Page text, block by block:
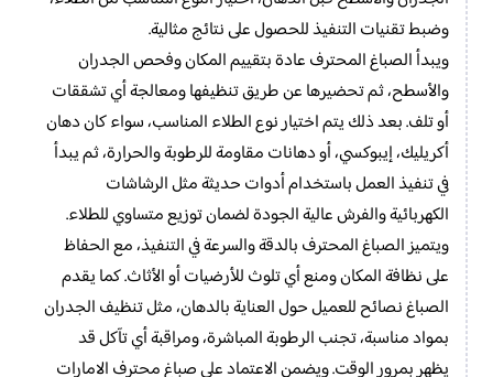
وضبط تقنيات التنفيذ للحصول على نتائج مثالية.
ويبدأ الصباغ المحترف عادة بتقييم المكان وفحص الجدران
والأسطح، ثم تحضيرها عن طريق تنظيفها ومعالجة أي تشققات
أو تلف. بعد ذلك يتم اختيار نوع الطلاء المناسب، سواء كان دهان
أكريليك، إيبوكسي، أو دهانات مقاومة للرطوبة والحرارة، ثم يبدأ
في تنفيذ العمل باستخدام أدوات حديثة مثل الرشاشات
الكهربائية والفرش عالية الجودة لضمان توزيع متساوي للطلاء.
ويتميز الصباغ المحترف بالدقة والسرعة في التنفيذ، مع الحفاظ
على نظافة المكان ومنع أي تلوث للأرضيات أو الأثاث. كما يقدم
الصباغ نصائح للعميل حول العناية بالدهان، مثل تنظيف الجدران
بمواد مناسبة، تجنب الرطوبة المباشرة، ومراقبة أي تآكل قد
يظهر بمرور الوقت. ويضمن الاعتماد على صباغ محترف الامارات